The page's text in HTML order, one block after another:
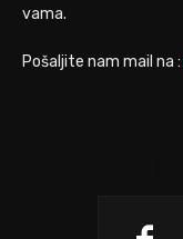
vama.
Pošaljite nam mail na :